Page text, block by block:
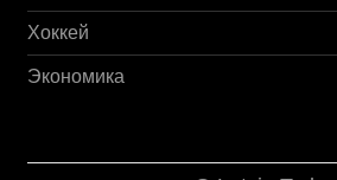
Хоккей
Экономика